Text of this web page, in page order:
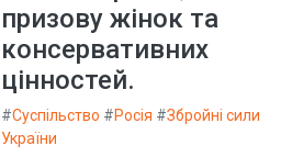
призову жінок та
консервативних
цінностей.
#Суспільство #Росія #Збройні сили
України